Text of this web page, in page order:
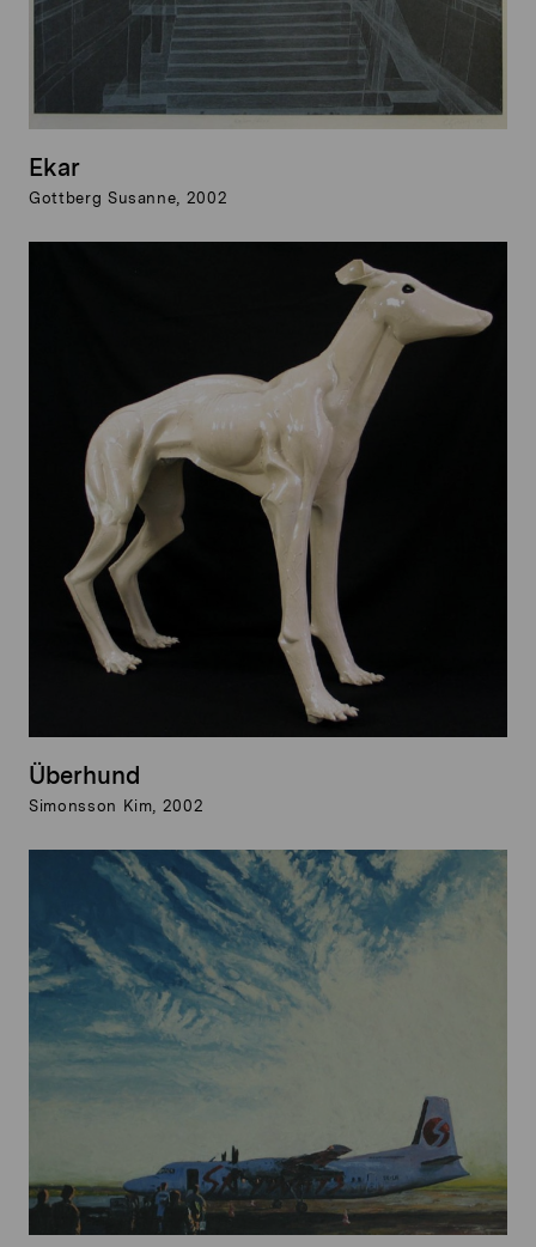
Ekar
Gottberg Susanne, 2002
Überhund
Simonsson Kim, 2002